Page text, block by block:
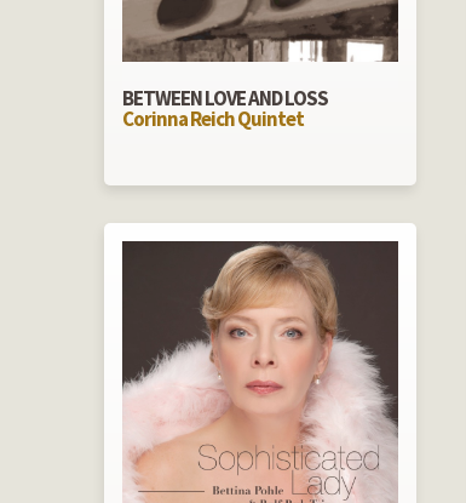
BETWEEN LOVE AND LOSS
Corinna Reich Quintet